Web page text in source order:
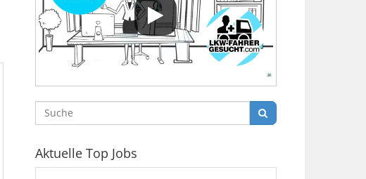
Aktuelle Top Jobs